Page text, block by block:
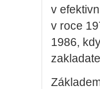
v
v roce
1986,